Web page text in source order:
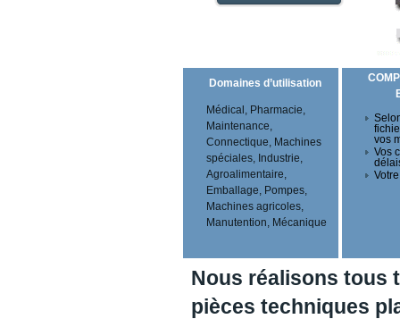
Domaines d’utilisation
Médical, Pharmacie,
Maintenance,
Connectique, Machines
spéciales, Industrie,
Agroalimentaire,
Emballage, Pompes,
Machines agricoles,
Manutention, Mécanique
vos
Vos
Nous réalisons tous
pièces techniques